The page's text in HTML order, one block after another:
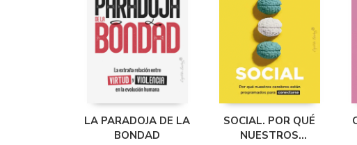
LA PARADOJA DE LA
BONDAD
SOCIAL. POR QUÉ
NUESTROS